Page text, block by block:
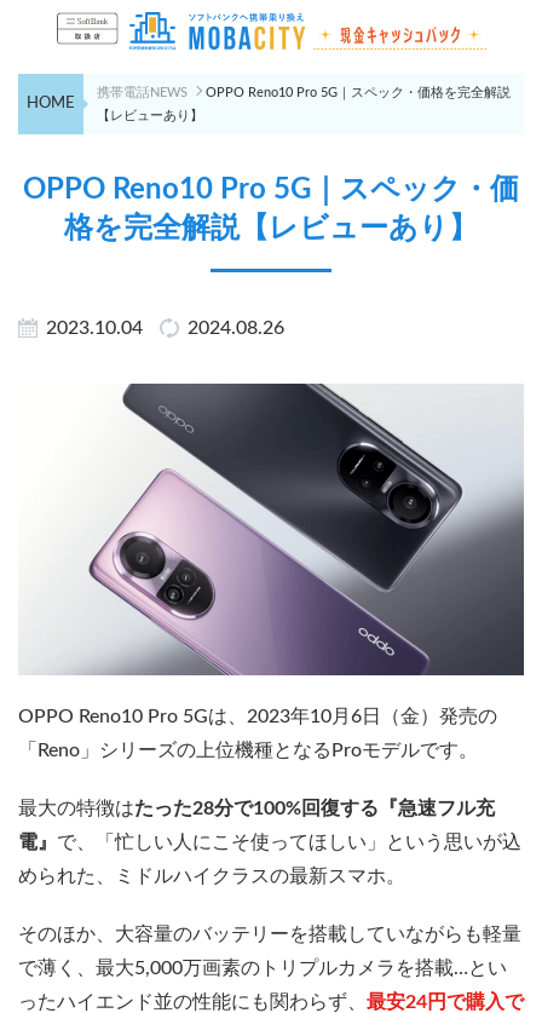
HOME
携帯電話NEWS
OPPO Reno10 Pro 5G｜スペック・価格を完全解説
【レビューあり】
OPPO Reno10 Pro 5G｜スペック・価
格を完全解説【レビューあり】
2023.10.04 2024.08.26
OPPO Reno10 Pro 5Gは、2023年10月6日（金）発売の
「Reno」シリーズの上位機種となるProモデルです。
最大の特徴はたった28分で100%回復する『急速フル充
電』 で、「忙しい人にこそ使ってほしい」という思いが込
められた、ミドルハイクラスの最新スマホ。
そのほか、大容量のバッテリーを搭載していながらも軽量
で薄く、最大5,000万画素のトリプルカメラを搭載…とい
ったハイエンド並の性能にも関わらず、 最安24円で購入で